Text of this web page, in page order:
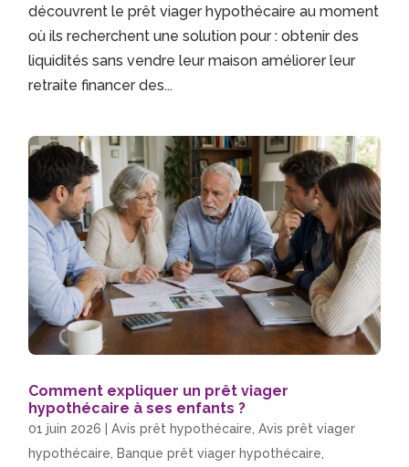
découvrent le prêt viager hypothécaire au moment
où ils recherchent une solution pour : obtenir des
liquidités sans vendre leur maison améliorer leur
retraite financer des...
Comment expliquer un prêt viager
hypothécaire à ses enfants ?
01 juin 2026 |Avis prêt hypothécaire,Avis prêt viager
hypothécaire, Banque prêt viager hypothécaire,